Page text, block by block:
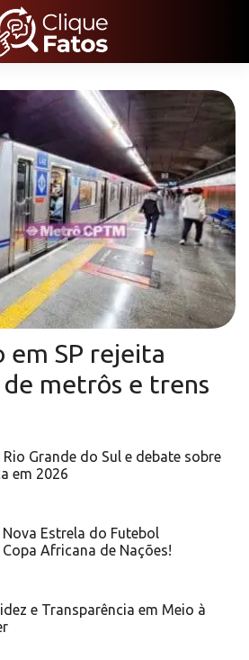
em SP rejeita
metrôs e trens
Grande do Sul e debate sobre
em 2026
Nova Estrela do Futebol
Africana de Nações!
e Transparência em Meio à